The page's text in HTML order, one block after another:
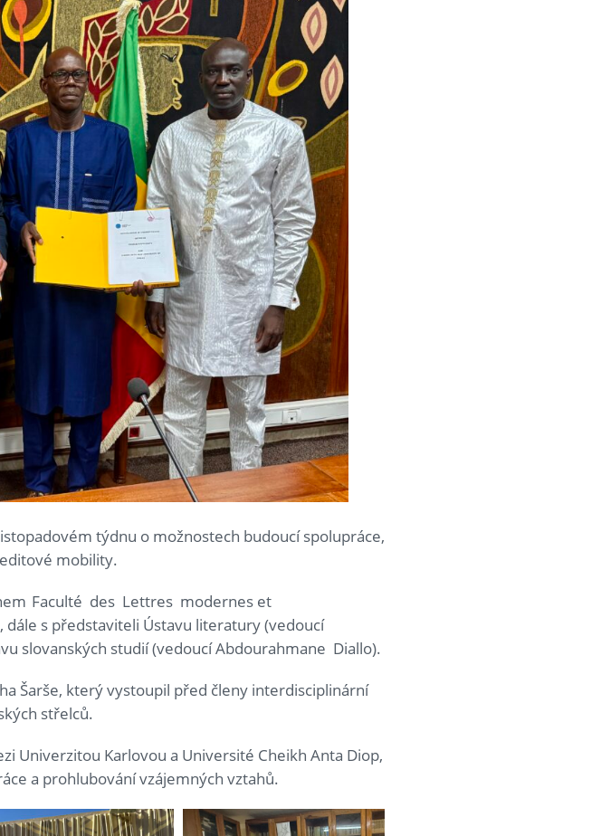
týdnu o možnostech budoucí spolupráce,
mobility.
Faculté des Lettres modernes et
dále s představiteli Ústavu literatury (vedoucí
slovanských studií (vedoucí Abdourahmane Diallo).
Šarše, který vystoupil před členy interdisciplinární
střelců.
Univerzitou Karlovou a Université Cheikh Anta Diop,
a prohlubování vzájemných vztahů.